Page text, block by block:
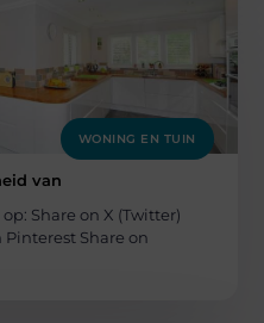
WONING EN TUIN
van
Share on X (Twitter)
Pinterest Share on